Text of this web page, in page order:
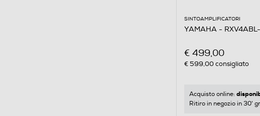
SINTOAMPLIFICATORI
YAMAHA -
€ 499,00
€ 599,00consigliato
Acquisto online:
Ritiro in negozio in 30'